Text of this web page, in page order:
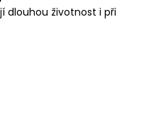
dlouhou životnost i při